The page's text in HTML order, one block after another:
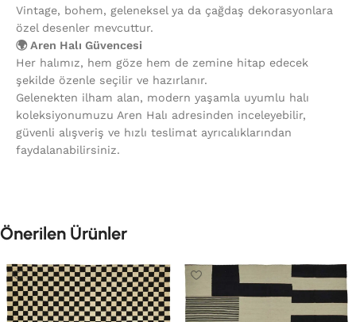
Vintage, bohem, geleneksel ya da çağdaş dekorasyonlara
özel desenler mevcuttur.
🌍 Aren Halı Güvencesi
Her halımız, hem göze hem de zemine hitap edecek
şekilde özenle seçilir ve hazırlanır.
Gelenekten ilham alan, modern yaşamla uyumlu halı
koleksiyonumuzu Aren Halı adresinden inceleyebilir,
güvenli alışveriş ve hızlı teslimat ayrıcalıklarından
faydalanabilirsiniz.
Önerilen Ürünler